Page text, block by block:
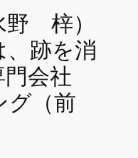
野 梓）
跡を消
会社
グ（前